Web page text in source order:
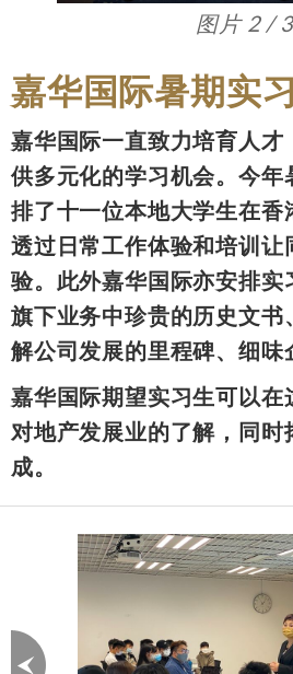
图片 2 / 3
嘉华国际暑期实
嘉华国际一直致力培育人才
供多元化的学习机会。今年
排了十一位本地大学生在香
透过日常工作体验和培训让
验。此外嘉华国际亦安排实
旗下业务中珍贵的历史文书
解公司发展的里程碑、细味
嘉华国际期望实习生可以在
对地产发展业的了解，同时
成。